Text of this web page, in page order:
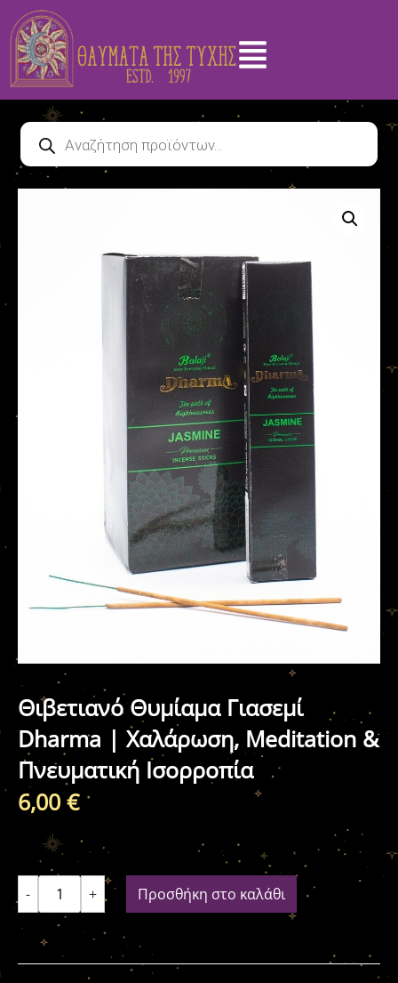
Θιβετιανό Θυμίαμα Γιασεμί
Dharma | Χαλάρωση, Meditation &
Πνευματική Ισορροπία
6,00 €
- + Προσθήκη στο καλάθι